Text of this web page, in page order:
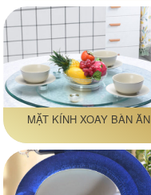
MẶT KÍNH XOAY BÀN ĂN